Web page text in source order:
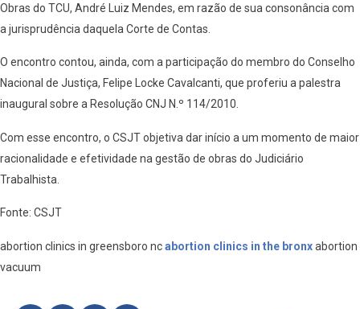
Obras do TCU, André Luiz Mendes, em razão de sua consonância com
a jurisprudência daquela Corte de Contas.
O encontro contou, ainda, com a participação do membro do Conselho
Nacional de Justiça, Felipe Locke Cavalcanti, que proferiu a palestra
inaugural sobre a Resolução CNJ N.º 114/2010.
Com esse encontro, o CSJT objetiva dar início a um momento de maior
racionalidade e efetividade na gestão de obras do Judiciário
Trabalhista.
Fonte: CSJT
abortion clinics in greensboro ncabortion clinics in the bronxabortion
vacuum